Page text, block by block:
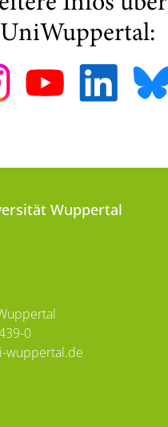
Wuppertal
0
wuppertal.de